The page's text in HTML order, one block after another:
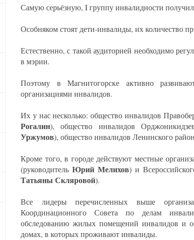
Самую серьёзную, I группу инвалидности
Особняком стоят дети-инвалиды, их количество
Естественно, с такой аудиторией необходимо
в мэрии.
Поэтому в Магнитогорске активно
организациями инвалидов.
Их у нас несколько: общество инвалидов
Рогалин), общество инвалидов
Уржумов), общество инвалидов Ленинского
Кроме того, в городе действуют местные
(руководительЮрий Мелихов) и
Татьяны Скляровой).
Все лидеры перечисленных выше
Координационного Совета по делам
обследованию жилых помещений инвалидов и
домах, в которых проживают инвалиды.